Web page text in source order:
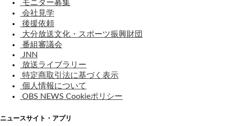
モニター募集
会社見学
後援依頼
大分放送文化・スポーツ振興財団
番組審議会
JNN
放送ライブラリー
特定商取引法に基づく表示
個人情報について
OBS NEWS Cookieポリシー
ニュースサイト・アプリ